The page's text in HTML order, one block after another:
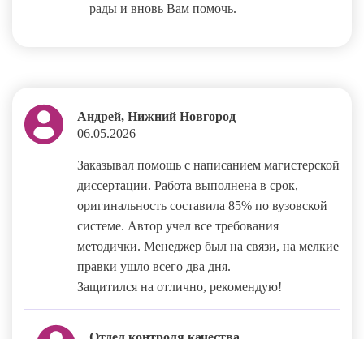
рады и вновь Вам помочь.
Андрей, Нижний Новгород
06.05.2026
Заказывал помощь с написанием магистерской
диссертации. Работа выполнена в срок,
оригинальность составила 85% по вузовской
системе. Автор учел все требования
методички. Менеджер был на связи, на мелкие
правки ушло всего два дня.
Защитился на отлично, рекомендую!